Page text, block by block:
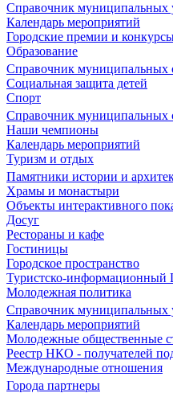
Справочник муниципальных
Календарь мероприятий
Городские премии и
Образование
Справочник муниципальных
Социальная защита детей
Спорт
Справочник муниципальных
Наши чемпионы
Календарь мероприятий
Туризм и отдых
Памятники истории и
Храмы и монастыри
Объекты интерактивного
Досуг
Рестораны и кафе
Гостиницы
Городское пространство
Туристско-информационный
Молодежная политика
Справочник
Календарь мероприятий
Молодежные общественные
Реестр НКО - получателей
Международные отношения
Города партнеры